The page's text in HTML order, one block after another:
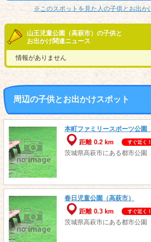
※このスポットを見た人の子供とお出
山王児童公園（高萩市）の子供と
お出かけ関連ニュース
情報がありません
周辺の子供とお出かけスポット
本町ファミリースポーツ公園
距離 0.2 km
すぐ近く！
茨城県高萩市にある都市公園
春日児童公園（高萩市）
距離 0.3 km
すぐ近く！
茨城県高萩市にある都市公園